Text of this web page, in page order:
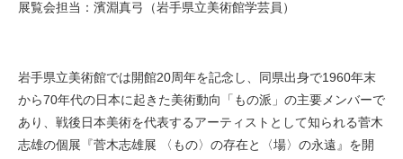
展覧会担当：濱淵真弓（岩手県立美術館学芸員）
岩手県立美術館では開館20周年を記念し、同県出身で1960年末
から70年代の日本に起きた美術動向「もの派」の主要メンバーで
あり、戦後日本美術を代表するアーティストとして知られる菅木
志雄の個展『菅木志雄展 〈もの〉の存在と〈場〉の永遠』を開